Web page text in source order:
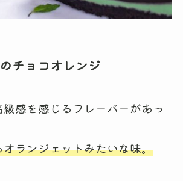
チョコオレンジ
感を感じるフレーバーがあっ
ランジェットみたいな味。